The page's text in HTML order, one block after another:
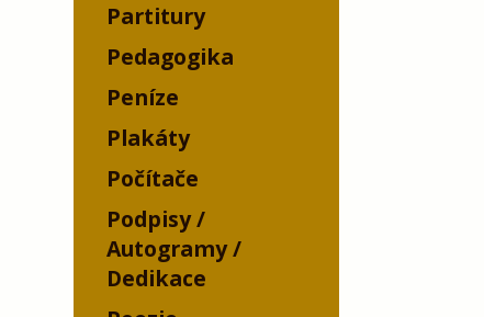
Partitury
Pedagogika
Peníze
Plakáty
Počítače
Podpisy /
Autogramy /
Dedikace